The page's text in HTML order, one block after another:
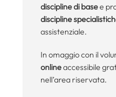
discipline di basee
discipline
assistenziale.
In omaggio con il
onlineaccessibile
nell’area riservata.